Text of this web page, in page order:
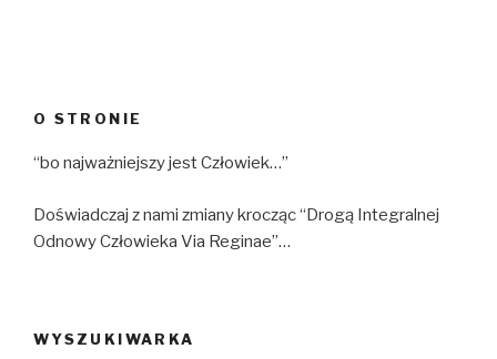
O STRONIE
“bo najważniejszy jest Człowiek…”
Doświadczaj z nami zmiany krocząc “Drogą Integralnej
Odnowy Człowieka Via Reginae”…
WYSZUKIWARKA